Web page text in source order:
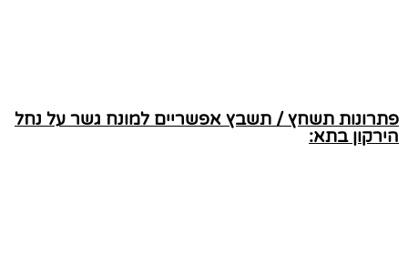
פתרונות תשחץ / תשבץ אפשריים למונח גשר על נחל
הירקון בתא: